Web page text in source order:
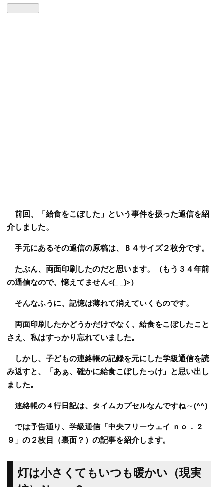
前回、「給食をこぼした」という事件を扱った通信を紹
介しました。
手元にあるその通信の原稿は、Ｂ４サイズ２枚分です。
たぶん、両面印刷したのだと思います。（もう３４年前
の通信なので、憶えてません<(_ _)>）
そんなふうに、記憶は薄れて消えていくものです。
両面印刷したかどうかだけでなく、給食をこぼしたこと
さえ、私はすっかり忘れていました。
しかし、子どもの連絡帳の記録を元にした学級通信を読
み返すと、「あぁ、確かに給食こぼしたっけ」と思い出し
ました。
連絡帳の４行日記は、タイムカプセルなんですね～(^^)
では予告通り、学級通信「中央フリーウェイ ｎｏ．２
９」の２枚目（裏面？）の記事を紹介します。
灯は小さくてもいつも暖かい（現実